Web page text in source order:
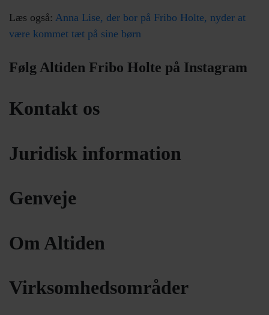
Læs også: Anna Lise, der bor på Fribo Holte, nyder at
være kommet tæt på sine børn
Følg Altiden Fribo Holte på Instagram
Kontakt os
Juridisk information
Genveje
Om Altiden
Virksomhedsområder